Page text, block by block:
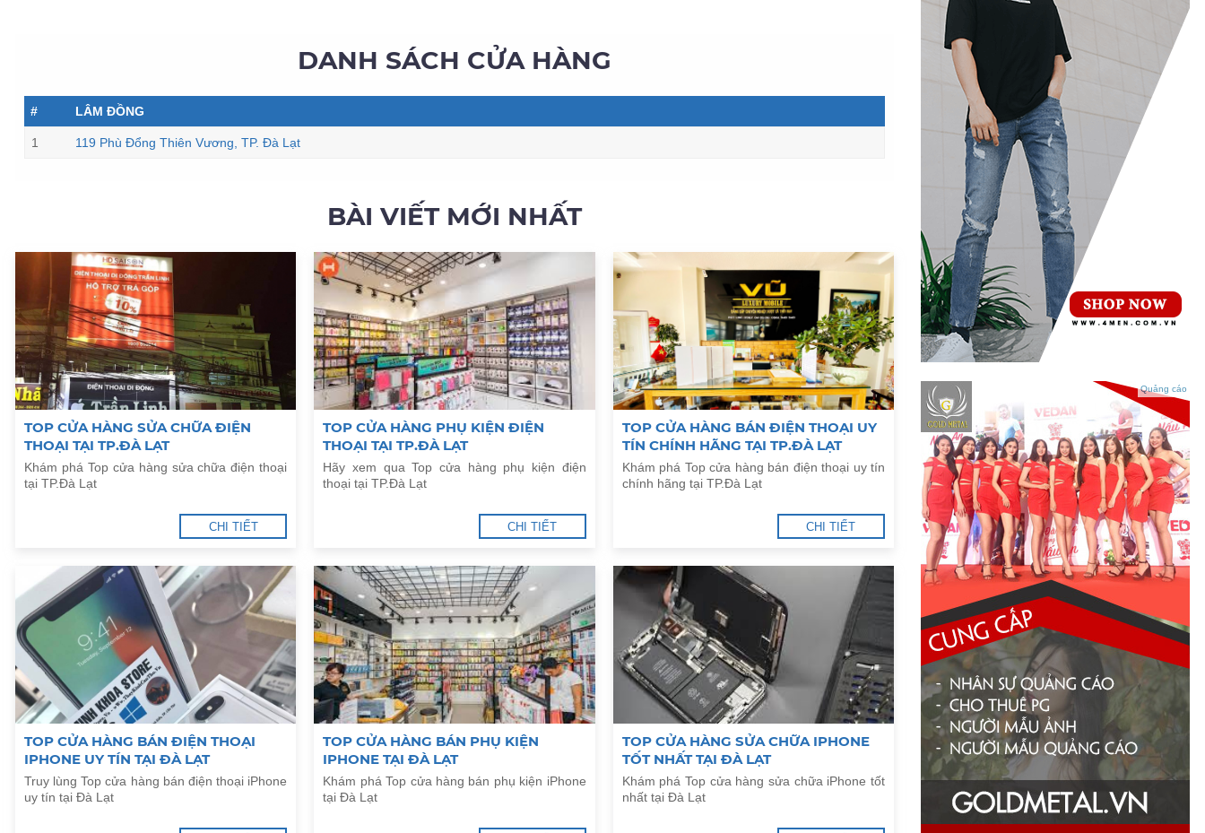
DANH SÁCH CỬA HÀNG
# LÂM ĐỒNG
1 119 Phù Đổng Thiên Vương, TP. Đà Lạt
BÀI VIẾT MỚI NHẤT
TOP CỬA HÀNG SỬA CHỮA ĐIỆN
THOẠI TẠI TP.ĐÀ LẠT
Khám phá Top cửa hàng sửa chữa điện thoại
tại TP.Đà Lạt
CHI TIẾT
TOP CỬA HÀNG PHỤ KIỆN ĐIỆN
THOẠI TẠI TP.ĐÀ LẠT
Hãy xem qua Top cửa hàng phụ kiện điện
thoại tại TP.Đà Lạt
CHI TIẾT
TOP CỬA HÀNG BÁN ĐIỆN THOẠI UY
TÍN CHÍNH HÃNG TẠI TP.ĐÀ LẠT
Khám phá Top cửa hàng bán điện thoại uy tín
chính hãng tại TP.Đà Lạt
CHI TIẾT
TOP CỬA HÀNG BÁN ĐIỆN THOẠI
IPHONE UY TÍN TẠI ĐÀ LẠT
Truy lùng Top cửa hàng bán điện thoại iPhone
uy tín tại Đà Lạt
TOP CỬA HÀNG BÁN PHỤ KIỆN
IPHONE TẠI ĐÀ LẠT
Khám phá Top cửa hàng bán phụ kiện iPhone
tại Đà Lạt
TOP CỬA HÀNG SỬA CHỮA IPHONE
TỐT NHẤT TẠI ĐÀ LẠT
Khám phá Top cửa hàng sửa chữa iPhone tốt
nhất tại Đà Lạt
Quảng cáo